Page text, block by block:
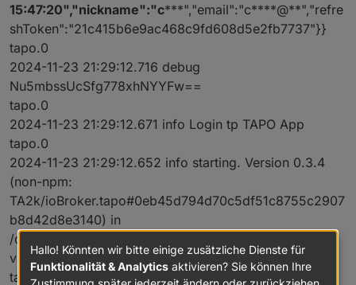
15:47:20","nickname":"c***","email":"c****@**","refre
shToken":"21c415b6e9ac468c9fd608d5e2fb7737"}}
tapo.0
2024-11-23 21:29:12.716 debug
Nu5mbssUcSfg778xhNYYFw==
tapo.0
2024-11-23 21:29:12.671 info Login tp TAPO App
tapo.0
2024-11-23 21:29:12.652 info starting. Version 0.3.4
(non-npm:
TA2k/ioBroker.tapo#0eb45d794d70c5df51c8755c2907
b8d42d8e3140) in
/opt/iobroker/node_modules/iobroker.tapo, node:
v20.18.1, js-controller: 6.0.11
tapo.0
Hallo! Könnten wir bitte einige zusätzliche Dienste für
Funktionalität & Analytics aktivieren? Sie können Ihre